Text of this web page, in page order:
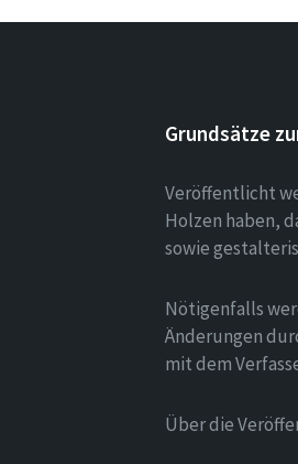
Grundsätze
Veröffentlicht
Holzen haben,
sowie
Nötigenfalls
Änderungen
mit dem
Über die